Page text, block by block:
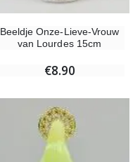
Beeldje Onze-Lieve-Vrouw
van Lourdes 15cm
€8.90